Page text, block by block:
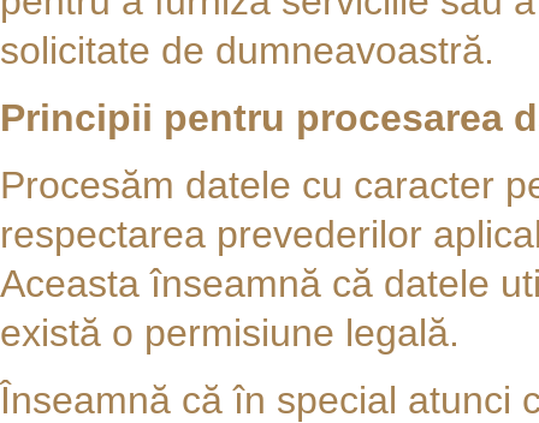
solicitate de dumneavoastră.
Principii pentru procesarea
Procesăm datele cu caracter
respectarea prevederilor
Aceasta înseamnă că datele
există o permisiune legală.
Înseamnă că în special atunci